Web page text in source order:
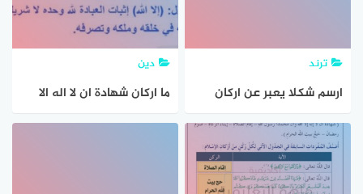
ترند
ارسم شكلا يعبر عن اركان
العقيدة الاسلامية
دين
ما اركان شهادة ان لا اله الا
الله